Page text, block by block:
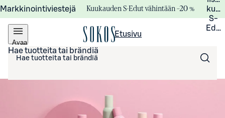
Markkinointiviestejä Kuukauden S-Edut vähintään –20 %
S-
Avaa
valikko
Etusivu
Hae tuotteita tai brändiä